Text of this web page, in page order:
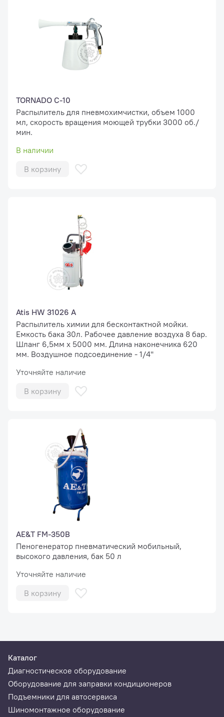
TORNADO C-10
Распылитель для пневмохимчистки, объем 1000
мл, скорость вращения моющей трубки 3000 об./
мин.
В наличии
В корзину
Atis HW 31026 A
Распылитель химии для бесконтактной мойки.
Емкость бака 30л. Рабочее давление воздуха 8 бар.
Шланг 6,5мм х 5000 мм. Длина наконечника 620
мм. Воздушное подсоединение - 1/4''
Уточняйте наличие
В корзину
AE&T FM-350B
Пеногенератор пневматический мобильный,
высокого давления, бак 50 л
Уточняйте наличие
В корзину
Каталог
Диагностическое оборудование
Оборудование для заправки кондиционеров
Подъемники для автосервиса
Шиномонтажное оборудование